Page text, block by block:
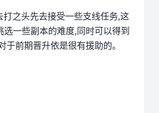
之头先去接受一些支线任务,这
选一些副本的难度,同时可以得到
于前期晋升依是很有援助的。